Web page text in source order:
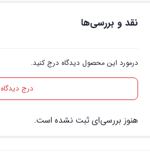
نقد و بررسی‌ها
درمورد این محصول دیدگاه درج کنید.
درج دیدگاه
هنوز بررسی‌ای ثبت نشده است.